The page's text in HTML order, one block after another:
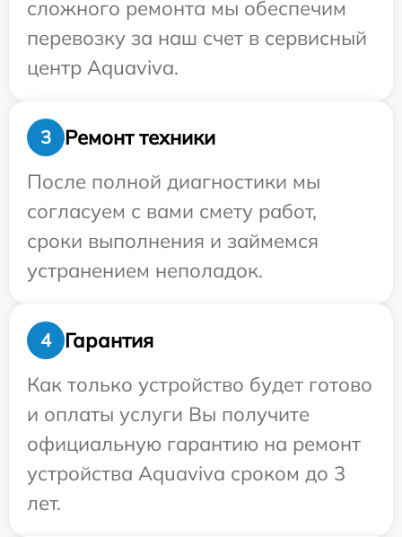
сложного ремонта мы обеспечим
перевозку за наш счет в сервисный
центр Aquaviva.
3
Ремонт техники
После полной диагностики мы
согласуем с вами смету работ,
сроки выполнения и займемся
устранением неполадок.
4
Гарантия
Как только устройство будет готово
и оплаты услуги Вы получите
официальную гарантию на ремонт
устройства Aquaviva сроком до 3
лет.